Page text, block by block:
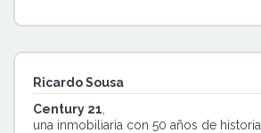
Ricardo Sousa
Century 21
una inmobiliaria con 50 años de historia